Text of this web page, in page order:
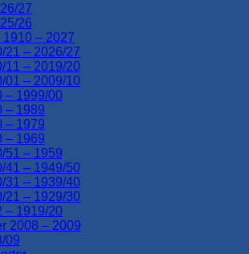
27
26
1910 – 2027
21 – 2026/27
11 – 2019/20
01 – 2009/10
– 1999/00
– 1989
– 1979
– 1969
51 – 1959
41 – 1949/50
31 – 1939/40
21 – 1929/30
– 1919/20
2008 – 2009
09